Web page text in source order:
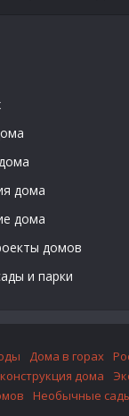
дома
дома
домов
и парки
Дома в горах
дома
Необычные